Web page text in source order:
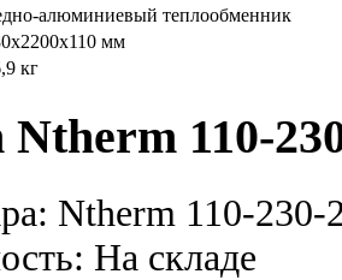
алюминиевый теплообменник
мм
кг
110-
Ntherm 110-230-
На складе